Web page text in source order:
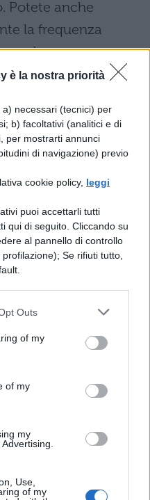
è la nostra priorità
necessari (tecnici) per
b) facoltativi (analitici e di
per mostrarti annunci
di navigazione) previo
cookie policy, leggi
puoi accettarli tutti
qui di seguito. Cliccando su
al pannello di controllo
Se rifiuti tutto,
Outs
of my
of my
my
Use,
of my
Potete anche
la frequenza
push.
grazie al
al suo interno, che
Ag+ per
germi. Infine il suo
così lo potete
Xiaomi-
Cinturino-
tutti dovreste